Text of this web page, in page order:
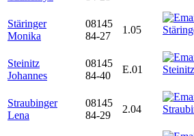
Stäringer
Monika
08145
84-27
1.05
Steinitz
Johannes
08145
84-40
E.01
Straubinger
Lena
08145
84-29
2.04